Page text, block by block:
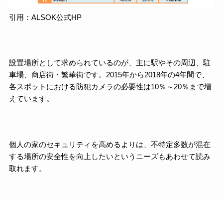
引用：ALSOK公式HP
設置場所として求められているのが、主に駅やその周辺、駐
車場、商店街・繁華街です。2015年から2018年の4年間で、
各スポットにおける防犯カメラの必要性は10％～20％まで増
えています。
個人の家のセキュリティを高めるよりは、不特定多数が混在
する場所の安全性を向上したいというニーズもあわせて読み
取れます。